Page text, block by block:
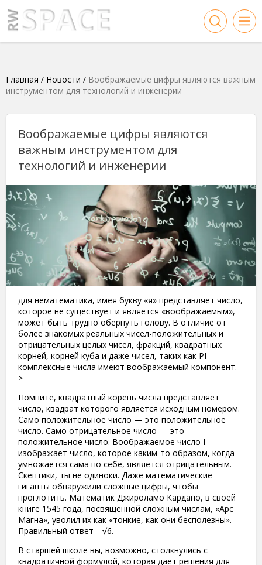
Главная / Новости / Воображаемые цифры являются важным
инструментом для технологий и инженерии
Воображаемые цифры являются
важным инструментом для
технологий и инженерии
для нематематика, имея букву «я» представляет число,
которое не существует и является «воображаемым»,
может быть трудно обернуть голову. В отличие от
более знакомых реальных чисел-положительных и
отрицательных целых чисел, фракций, квадратных
корней, корней куба и даже чисел, таких как PI-
комплексные числа имеют воображаемый компонент. -
>
Помните, квадратный корень числа представляет
число, квадрат которого является исходным номером.
Само положительное число — это положительное
число. Само отрицательное число — это
положительное число. Воображаемое число I
изображает число, которое каким-то образом, когда
умножается сама по себе, является отрицательным.
Скептики, ты не одиноки. Даже математические
гиганты обнаружили сложные цифры, чтобы
проглотить. Математик Джироламо Кардано, в своей
книге 1545 года, посвященной сложным числам, «Арс
Магна», уволил их как «тонкие, как они бесполезны».
Правильный ответ—√6.
В старшей школе вы, возможно, столкнулись с
квадратичной формулой, которая дает решения для